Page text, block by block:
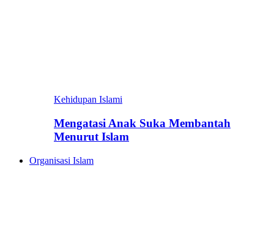
Kehidupan Islami
Mengatasi Anak Suka Membantah
Menurut Islam
Organisasi Islam